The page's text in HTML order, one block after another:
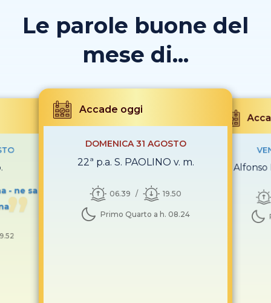
Le parole buone del
mese di...
- ne sa
Accade oggi
DOMENICA 31 AGOSTO
22ª p.a. S. PAOLINO v. m.
06.39 19.50
Primo Quarto a h. 08.24
S.